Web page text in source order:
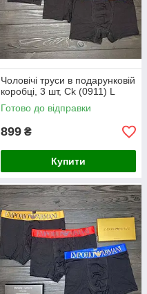
Чоловічі труси в подарунковій
коробці, 3 шт, Ck (0911) L
Готово до відправки
899 ₴
Купити